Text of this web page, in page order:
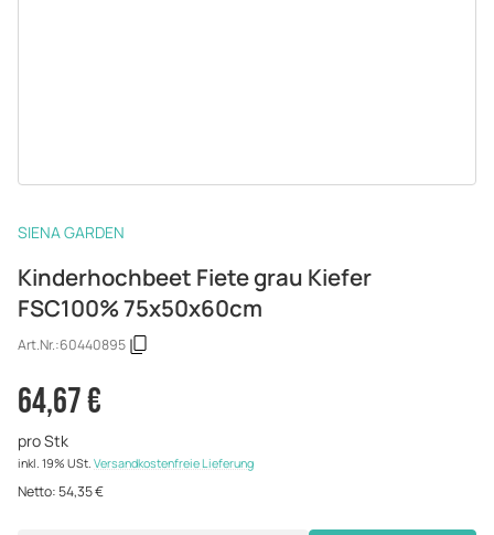
SIENA GARDEN
Kinderhochbeet Fiete grau Kiefer
FSC100% 75x50x60cm
Art.Nr.:60440895
64,67 €
pro Stk
inkl. 19% USt. Versandkostenfreie Lieferung
Netto:54,35 €